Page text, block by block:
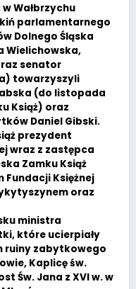
Wałbrzychu
parlamentarnego
Dolnego Śląska
Wielichowska,
senator
towarzyszyli
(do listopada
Książ) oraz
Daniel Gibski.
prezydent
wraz z zastępca
Zamku Książ
Fundacji Księżnej
oraz
ministra
które ucierpiały
ruiny zabytkowego
Kaplicę św.
Św. Jana z XVI w. w